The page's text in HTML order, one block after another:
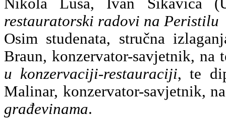
restauratorski radovi na Peristilu
Osim studenata, stručna
Braun, konzervator-savjetnik, na
u konzervaciji-restauraciji, te
Malinar, konzervator-savjetnik,
građevinama.